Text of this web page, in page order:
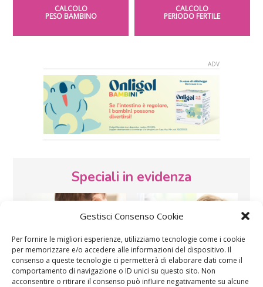
Gestisci Consenso Cookie
Per fornire le migliori esperienze, utilizziamo tecnologie come i cookie
per memorizzare e/o accedere alle informazioni del dispositivo. Il
consenso a queste tecnologie ci permetterà di elaborare dati come il
comportamento di navigazione o ID unici su questo sito. Non
acconsentire o ritirare il consenso può influire negativamente su alcune
CALCOLO
PESO BAMBINO
CALCOLO
PERIODO FERTILE
Speciali in evidenza
Vaccini SOS Pediatra